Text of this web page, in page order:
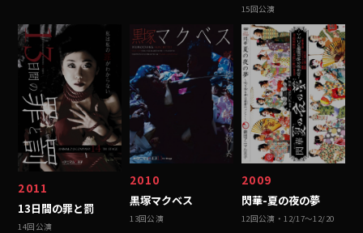
15回公演
2011
13日間の罪と罰
14回公演
2010
黒塚マクベス
13回公演
2009
閃華-夏の夜の夢
12回公演・12/17〜12/20